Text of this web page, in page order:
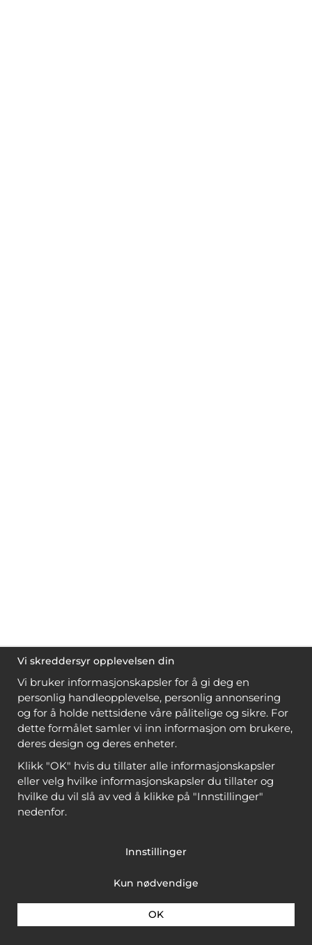
Vi skreddersyr opplevelsen din
Vi bruker informasjonskapsler for å gi deg en
personlig handleopplevelse, personlig annonsering
og for å holde nettsidene våre pålitelige og sikre. For
dette formålet samler vi inn informasjon om brukere,
deres design og deres enheter.
Klikk "OK" hvis du tillater alle informasjonskapsler
eller velg hvilke informasjonskapsler du tillater og
hvilke du vil slå av ved å klikke på "Innstillinger"
nedenfor.
Innstillinger
Kun nødvendige
OK